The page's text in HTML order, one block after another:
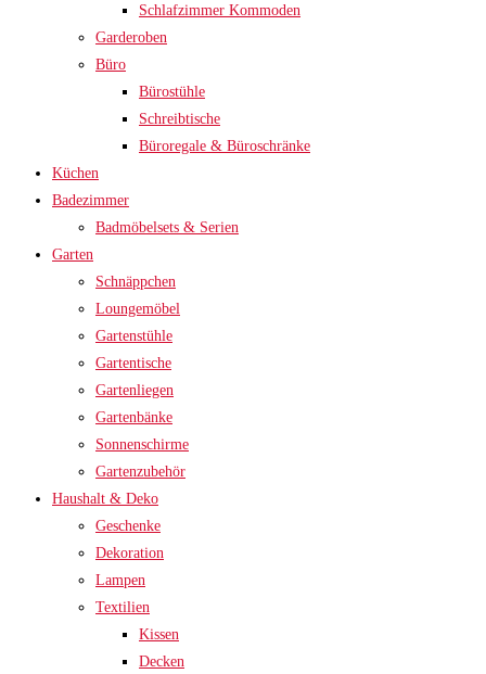
Schlafzimmer Kommoden
Garderoben
Büro
Bürostühle
Schreibtische
Büroregale & Büroschränke
Küchen
Badezimmer
Badmöbelsets & Serien
Garten
Schnäppchen
Loungemöbel
Gartenstühle
Gartentische
Gartenliegen
Gartenbänke
Sonnenschirme
Gartenzubehör
Haushalt & Deko
Geschenke
Dekoration
Lampen
Textilien
Kissen
Decken